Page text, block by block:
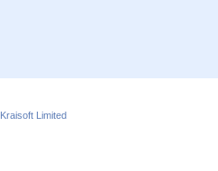
Kraisoft Limited